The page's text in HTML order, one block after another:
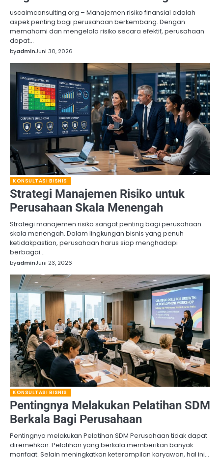
uscaimconsulting.org – Manajemen risiko finansial adalah
aspek penting bagi perusahaan berkembang. Dengan
memahami dan mengelola risiko secara efektif, perusahaan
dapat…
byadminJuni 30, 2026
KONSULTASI BISNIS
Strategi Manajemen Risiko untuk
Perusahaan Skala Menengah
Strategi manajemen risiko sangat penting bagi perusahaan
skala menengah. Dalam lingkungan bisnis yang penuh
ketidakpastian, perusahaan harus siap menghadapi
berbagai…
byadminJuni 23, 2026
KONSULTASI BISNIS
Pentingnya Melakukan Pelatihan SDM
Berkala Bagi Perusahaan
Pentingnya melakukan Pelatihan SDM Perusahaan tidak dapat
diremehkan. Pelatihan yang berkala memberikan banyak
manfaat. Selain meningkatkan keterampilan karyawan, hal ini…